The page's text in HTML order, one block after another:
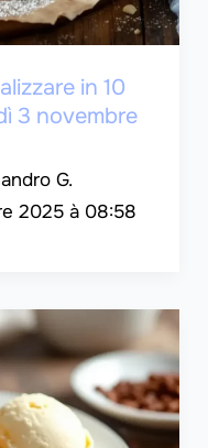
in 10
3 novembre
G.
2025 à 08:58